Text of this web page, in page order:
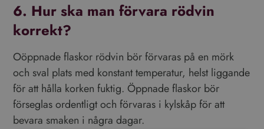
6. Hur ska man förvara rödvin
korrekt?
Oöppnade flaskor rödvin bör förvaras på en mörk
och sval plats med konstant temperatur, helst liggande
för att hålla korken fuktig. Öppnade flaskor bör
förseglas ordentligt och förvaras i kylskåp för att
bevara smaken i några dagar.